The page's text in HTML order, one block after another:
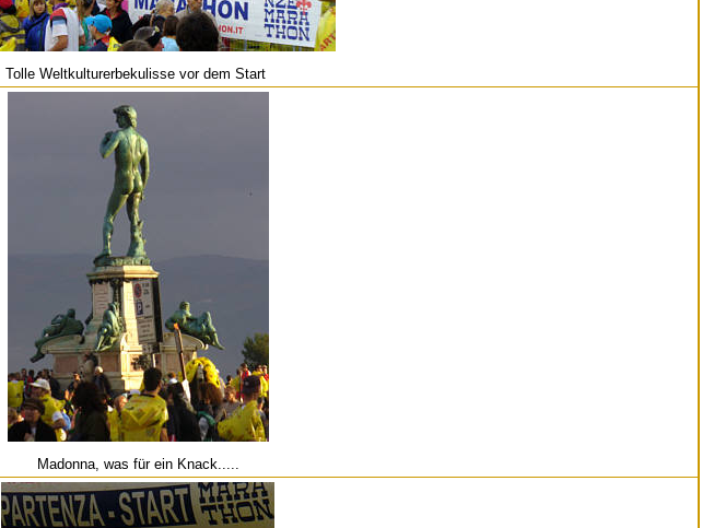
Tolle Weltkulturerbekulisse vor dem Start
Madonna, was für ein Knack.....